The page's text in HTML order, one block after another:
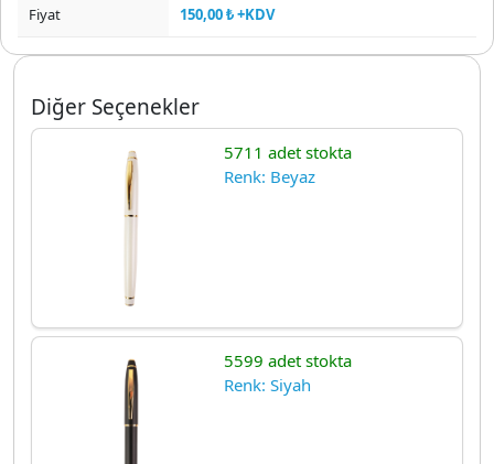
Fiyat 150,00 ₺ +KDV
Diğer Seçenekler
5711 adet stokta
Renk: Beyaz
5599 adet stokta
Renk: Siyah